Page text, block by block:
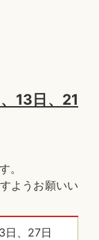
13日、21
。
ようお願いい
日、27日